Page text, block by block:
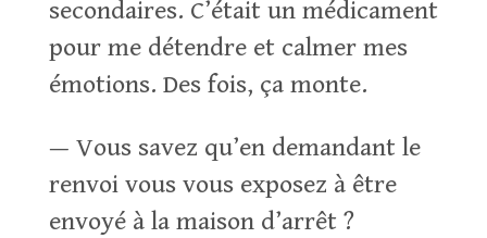
secondaires. C’était un médicament
pour me détendre et calmer mes
émotions. Des fois, ça monte.
— Vous savez qu’en demandant le
renvoi vous vous exposez à être
envoyé à la maison d’arrêt ?